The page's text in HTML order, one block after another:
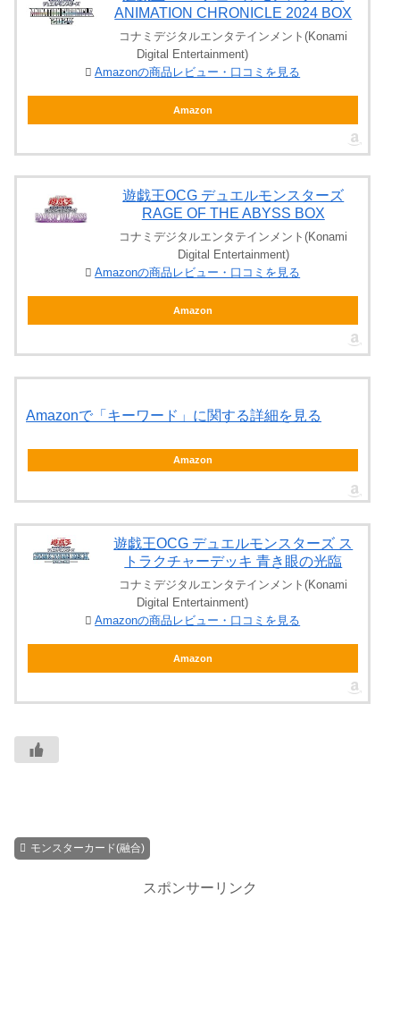
ANIMATION CHRONICLE 2024 BOX
コナミデジタルエンタテインメント(Konami
Digital Entertainment)
Amazonの商品レビュー・口コミを見る
Amazon
遊戯王OCG デュエルモンスターズ
RAGE OF THE ABYSS BOX
コナミデジタルエンタテインメント(Konami
Digital Entertainment)
Amazonの商品レビュー・口コミを見る
Amazon
Amazonで「キーワード」に関する詳細を見る
Amazon
遊戯王OCG デュエルモンスターズ ス
トラクチャーデッキ 青き眼の光臨
コナミデジタルエンタテインメント(Konami
Digital Entertainment)
Amazonの商品レビュー・口コミを見る
Amazon
モンスターカード(融合)
スポンサーリンク